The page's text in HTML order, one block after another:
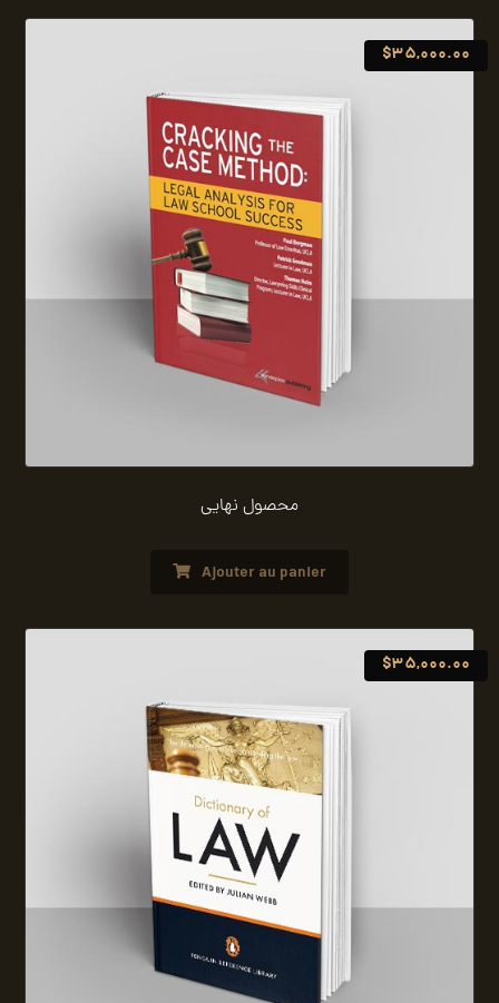
محصول نهایی
$35,000.00
Ajouter au panier
$35,000.00